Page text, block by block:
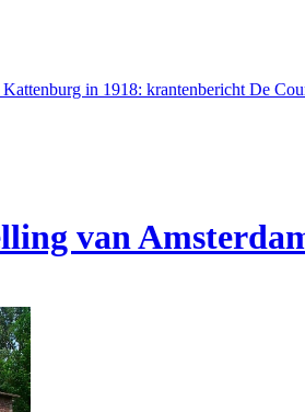
in 1918: krantenbericht De
van